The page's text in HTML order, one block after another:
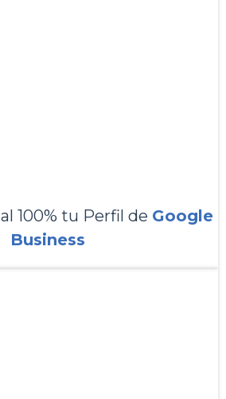
al 100% tu Perfil de Google
Business